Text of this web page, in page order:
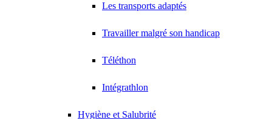
Les transports adaptés
Travailler malgré son handicap
Téléthon
Intégrathlon
Hygiène et Salubrité